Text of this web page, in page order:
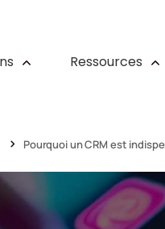
Ressources
Pourquoi un CRM est